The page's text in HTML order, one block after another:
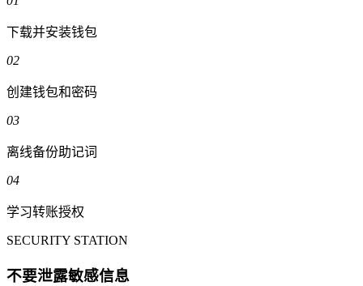
下载并安装钱包
02
创建钱包和密码
03
离线备份助记词
04
学习转账授权
SECURITY STATION
不要泄露敏感信息